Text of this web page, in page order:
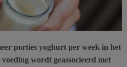
porties yoghurt per week in het
wordt geassocieerd met